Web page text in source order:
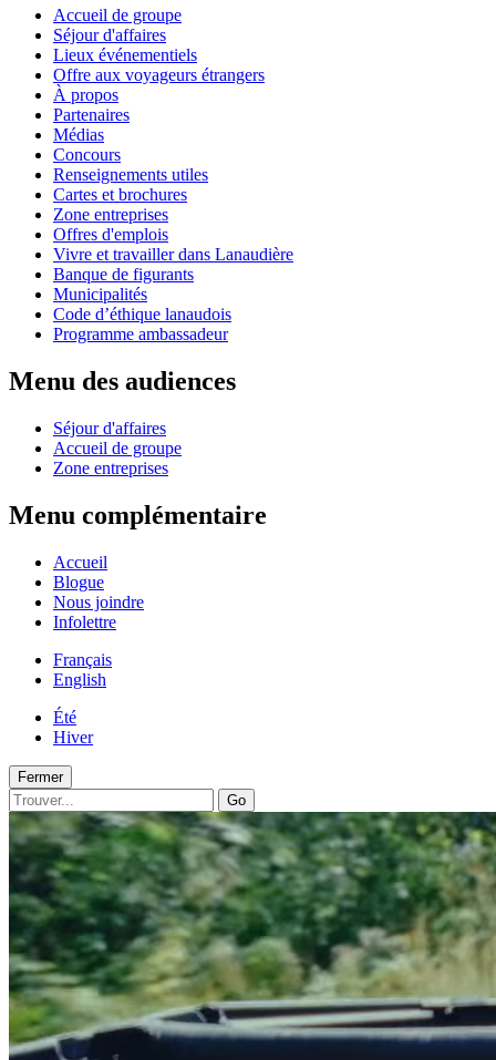
Accueil de groupe
Séjour d'affaires
Lieux événementiels
Offre aux voyageurs étrangers
À propos
Partenaires
Médias
Concours
Renseignements utiles
Cartes et brochures
Zone entreprises
Offres d'emplois
Vivre et travailler dans Lanaudière
Banque de figurants
Municipalités
Code d’éthique lanaudois
Programme ambassadeur
Menu des audiences
Séjour d'affaires
Accueil de groupe
Zone entreprises
Menu complémentaire
Accueil
Blogue
Nous joindre
Infolettre
Français
English
Été
Hiver
Fermer
Go